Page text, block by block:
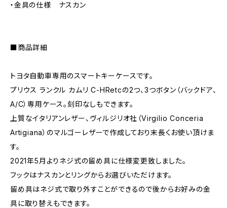
・金具の仕様 ナスカン
■商品詳細
トヨタ自動車専用のスマートキーケースです。
プリウス ランクル カムリ C-HRetcの2つ、3つボタン（バックドア、
A/C）専用ケース。刻印なしもできます。
上質なイタリアンレザー、ヴィルジリオ社（Virgilio Conceria
Artigiana）のマルゴーレザーで作成しており末長くお使い頂けま
す。
2021年5月よりネジ式の留め具に仕様変更致しました。
フックはナスカンとリングからお選びいただけます。
留め具はネジ式で取り外すことができるので後からお好みの金
具に取り替えもできます。